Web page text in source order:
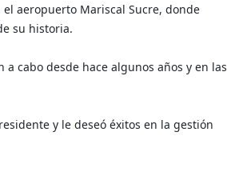
aeropuerto Mariscal Sucre, donde
su historia.
cabo desde hace algunos años y en las
y le deseó éxitos en la gestión